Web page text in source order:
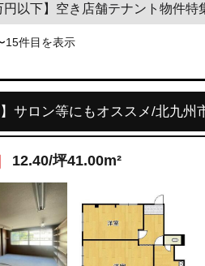
円以下】空き店舗テナント物件特
15件目を表示
】サロン等にもオススメ/北九州
12.40/坪41.00m²